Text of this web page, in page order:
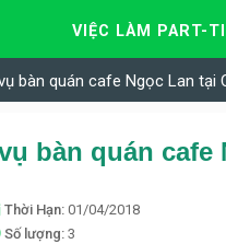
VIỆC LÀM PART-
bàn quán cafe Ngọc Lan tại
Thời Hạn: 01/04/2018
Số lượng: 3